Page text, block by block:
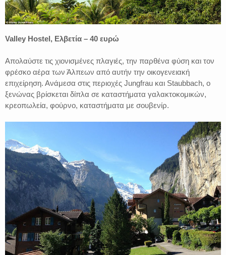
Valley Hostel, Ελβετία – 40 ευρώ
Απολαύστε τις χιονισμένες πλαγιές, την παρθένα φύση και τον
φρέσκο αέρα των Άλπεων από αυτήν την οικογενειακή
επιχείρηση. Ανάμεσα στις περιοχές Jungfrau και Staubbach, ο
ξενώνας βρίσκεται δίπλα σε καταστήματα γαλακτοκομικών,
κρεοπωλεία, φούρνο, καταστήματα με σουβενίρ.